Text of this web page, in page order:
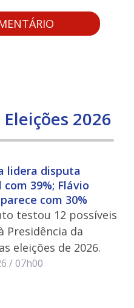
2026
lidera disputa
39%; Flávio
com 30%
testou 12 possíveis
Presidência da
eleições de 2026.
/ 07h00